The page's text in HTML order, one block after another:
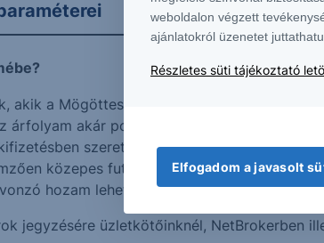
akik a Mögöttes termék(ek) árfolyamának
árfolyam akár pozitív akár negatív irányban
szeretnének részesülni, a futamidő
közepes futamidejű, attraktív
hozam lehetősége érdekében
jegyzésére üzletkötőinknél, NetBrokerben
weboldalon végzett
ajánlatokról üzenetet
Részletes süti tájékoztató
Elfogadom a javasolt